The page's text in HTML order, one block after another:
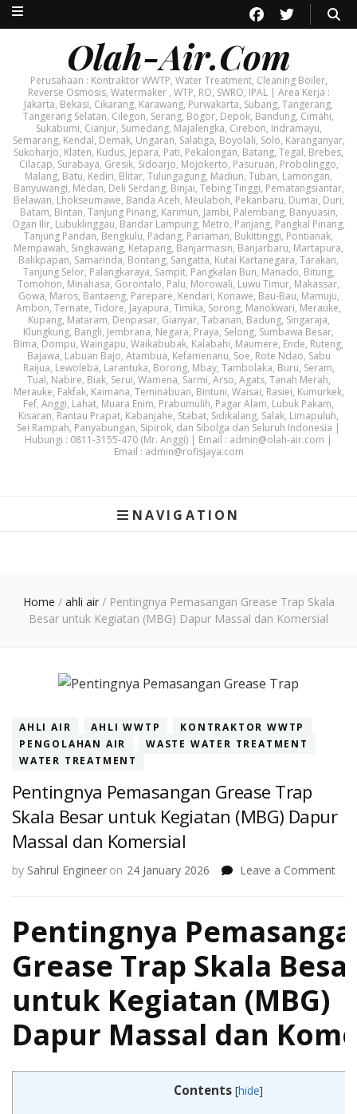
Olah-Air.Com
Perusahaan : Kontraktor WWTP, Water Treatment, Cleaning Boiler,
Reverse Osmosis, Watermaker , WTP, RO, SWRO, IPAL | Area Kerja :
Jakarta, Bekasi, Cikarang, Karawang, Purwakarta, Subang, Tangerang,
Tangerang Selatan, Cilegon, Serang, Bogor, Depok, Bandung, Cimahi,
Sukabumi, Cianjur, Sumedang, Majalengka, Cirebon, Indramayu,
Semarang, Kendal, Demak, Ungaran, Salatiga, Boyolali, Solo, Karanganyar,
Sukoharjo, Klaten, Kudus, Jepara, Pati, Pekalongan, Batang, Tegal, Brebes,
Cilacap, Surabaya, Gresik, Sidoarjo, Mojokerto, Pasuruan, Probolinggo,
Malang, Batu, Kediri, Blitar, Tulungagung, Madiun, Tuban, Lamongan,
Banyuwangi, Medan, Deli Serdang, Binjai, Tebing Tinggi, Pematangsiantar,
Belawan, Lhokseumawe, Banda Aceh, Meulaboh, Pekanbaru, Dumai, Duri,
Batam, Bintan, Tanjung Pinang, Karimun, Jambi, Palembang, Banyuasin,
Ogan Ilir, Lubuklinggau, Bandar Lampung, Metro, Panjang, Pangkal Pinang,
Tanjung Pandan, Bengkulu, Padang, Pariaman, Bukittinggi, Pontianak,
Mempawah, Singkawang, Ketapang, Banjarmasin, Banjarbaru, Martapura,
Balikpapan, Samarinda, Bontang, Sangatta, Kutai Kartanegara, Tarakan,
Tanjung Selor, Palangkaraya, Sampit, Pangkalan Bun, Manado, Bitung,
Tomohon, Minahasa, Gorontalo, Palu, Morowali, Luwu Timur, Makassar,
Gowa, Maros, Bantaeng, Parepare, Kendari, Konawe, Bau-Bau, Mamuju,
Ambon, Ternate, Tidore, Jayapura, Timika, Sorong, Manokwari, Merauke,
Kupang, Mataram, Denpasar, Gianyar, Tabanan, Badung, Singaraja,
Klungkung, Bangli, Jembrana, Negara, Praya, Selong, Sumbawa Besar,
Bima, Dompu, Waingapu, Waikabubak, Kalabahi, Maumere, Ende, Ruteng,
Bajawa, Labuan Bajo, Atambua, Kefamenanu, Soe, Rote Ndao, Sabu
Raijua, Lewoleba, Larantuka, Borong, Mbay, Tambolaka, Buru, Seram,
Tual, Nabire, Biak, Serui, Wamena, Sarmi, Arso, Agats, Tanah Merah,
Merauke, Fakfak, Kaimana, Teminabuan, Bintuni, Waisai, Rasiei, Kumurkek,
Fef, Anggi, Lahat, Muara Enim, Prabumulih, Pagar Alam, Lubuk Pakam,
Kisaran, Rantau Prapat, Kabanjahe, Stabat, Sidikalang, Salak, Limapuluh,
Sei Rampah, Panyabungan, Sipirok, dan Sibolga dan Seluruh Indonesia |
Hubungi : 0811-3155-470 (Mr. Anggi) | Email : admin@olah-air.com |
Email : admin@rofisjaya.com
NAVIGATION
Home / ahli air / Pentingnya Pemasangan Grease Trap Skala
Besar untuk Kegiatan (MBG) Dapur Massal dan Komersial
AHLI AIR AHLI WWTP
KONTRAKTOR WWTP
PENGOLAHAN AIR
WASTE WATER TREATMENT
WATER TREATMENT
Pentingnya Pemasangan Grease Trap
Skala Besar untuk Kegiatan (MBG) Dapur
Massal dan Komersial
by Sahrul Engineer on 24 January 2026 Leave a Commenton
dan
Pentingnya
Grease Trap Skala
untuk Kegiatan (MBG)
Dapur Massal dan
Contents [hide]